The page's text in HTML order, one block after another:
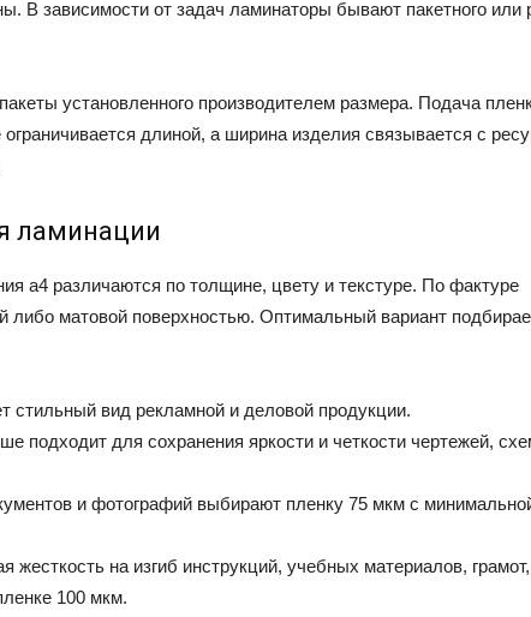
В зависимости от задач ламинаторы бывают пакетного или
установленного производителем размера. Подача
длиной, а ширина изделия связывается с
ламинации
а4 различаются по толщине, цвету и текстуре. По фактуре
либо матовой поверхностью. Оптимальный вариант
стильный вид рекламной и деловой продукции.
подходит для сохранения яркости и четкости чертежей,
и фотографий выбирают пленку 75 мкм с
жесткость на изгиб инструкций, учебных материалов,
100 мкм.